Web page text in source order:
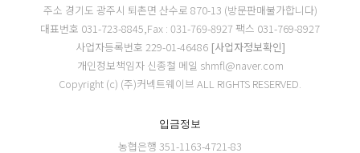
주소 경기도 광주시 퇴촌면 산수로 870-13 (방문판매불가합니다)
대표번호 031-723-8845,Fax : 031-769-8927 팩스 031-769-8927
사업자등록번호 229-01-46486 [사업자정보확인]
개인정보책임자 신종철 메일 shmfl@naver.com
Copyright (c) (주)커넥트웨이브 ALL RIGHTS RESERVED.
입금정보
농협은행 351-1163-4721-83